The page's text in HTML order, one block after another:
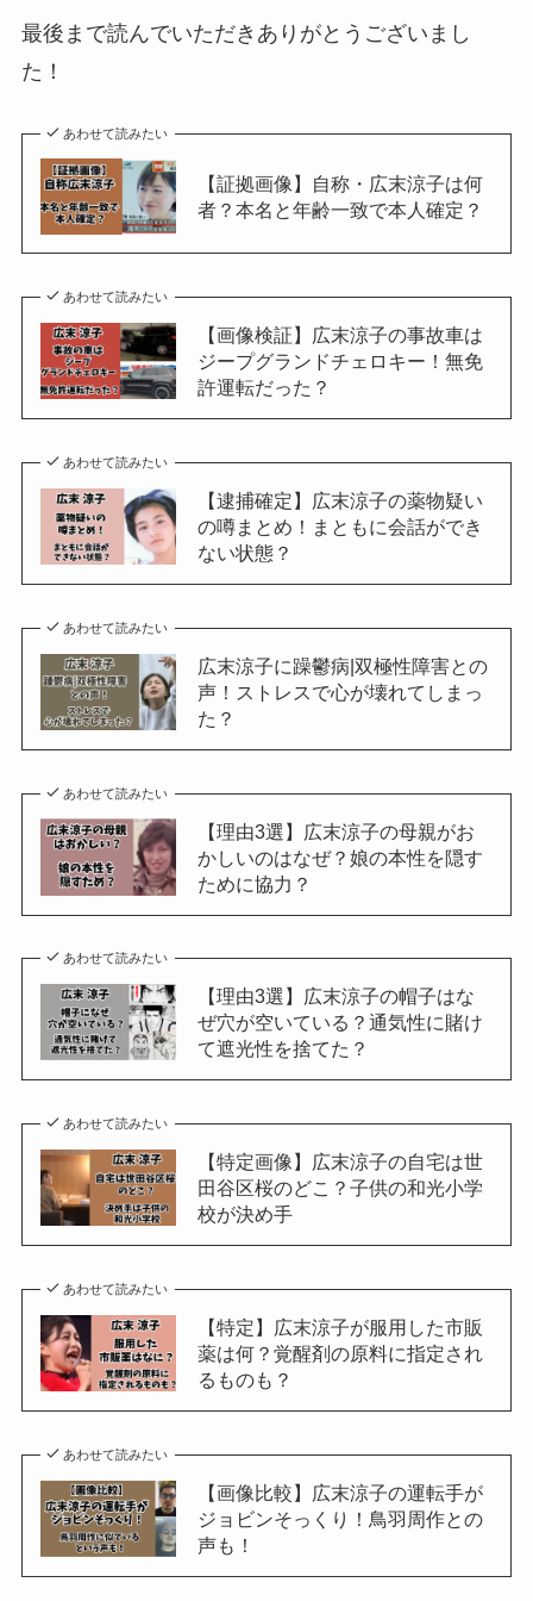
最後まで読んでいただきありがとうございまし
た！
あわせて読みたい
【証拠画像】自称・広末涼子は何
者？本名と年齢一致で本人確定？
あわせて読みたい
【画像検証】広末涼子の事故車は
ジープグランドチェロキー！無免
許運転だった？
あわせて読みたい
【逮捕確定】広末涼子の薬物疑い
の噂まとめ！まともに会話ができ
ない状態？
あわせて読みたい
広末涼子に躁鬱病|双極性障害との
声！ストレスで心が壊れてしまっ
た？
あわせて読みたい
【理由3選】広末涼子の母親がお
かしいのはなぜ？娘の本性を隠す
ために協力？
あわせて読みたい
【理由3選】広末涼子の帽子はな
ぜ穴が空いている？通気性に賭け
て遮光性を捨てた？
あわせて読みたい
【特定画像】広末涼子の自宅は世
田谷区桜のどこ？子供の和光小学
校が決め手
あわせて読みたい
【特定】広末涼子が服用した市販
薬は何？覚醒剤の原料に指定され
るものも？
あわせて読みたい
【画像比較】広末涼子の運転手が
ジョビンそっくり！鳥羽周作との
声も！